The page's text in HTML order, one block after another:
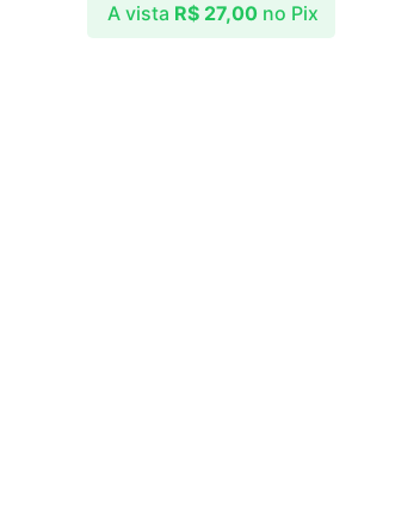
A vista R$ 27,00 no Pix